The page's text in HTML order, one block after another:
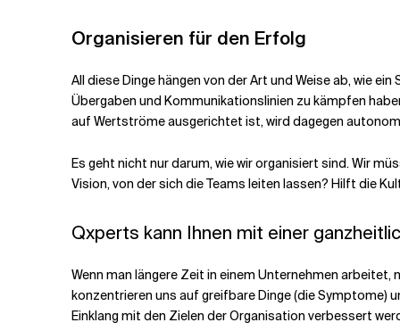
Organisieren für den Erfolg
All diese Dinge hängen von der Art und Weise ab, wie
Übergaben und Kommunikationslinien zu kämpfen
auf Wertströme ausgerichtet ist, wird dagegen
Es geht nicht nur darum, wie wir organisiert sind. Wir
Vision, von der sich die Teams leiten lassen? Hilft die
Qxperts kann Ihnen mit einer
Wenn man längere Zeit in einem Unternehmen
konzentrieren uns auf greifbare Dinge (die Symptome)
Einklang mit den Zielen der Organisation verbessert